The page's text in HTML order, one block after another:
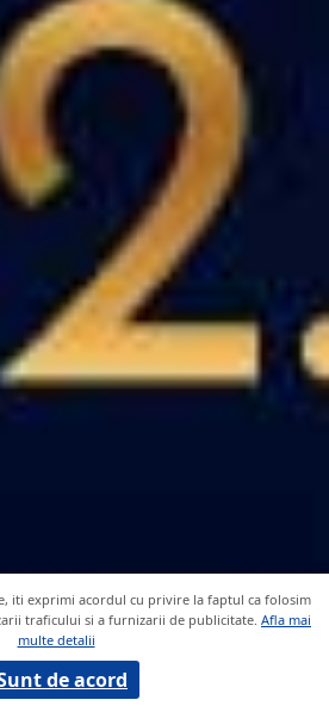
iti exprimi acordul cu privire la faptul ca folosim
traficului si a furnizarii de publicitate. Afla mai
multe detalii
de acord